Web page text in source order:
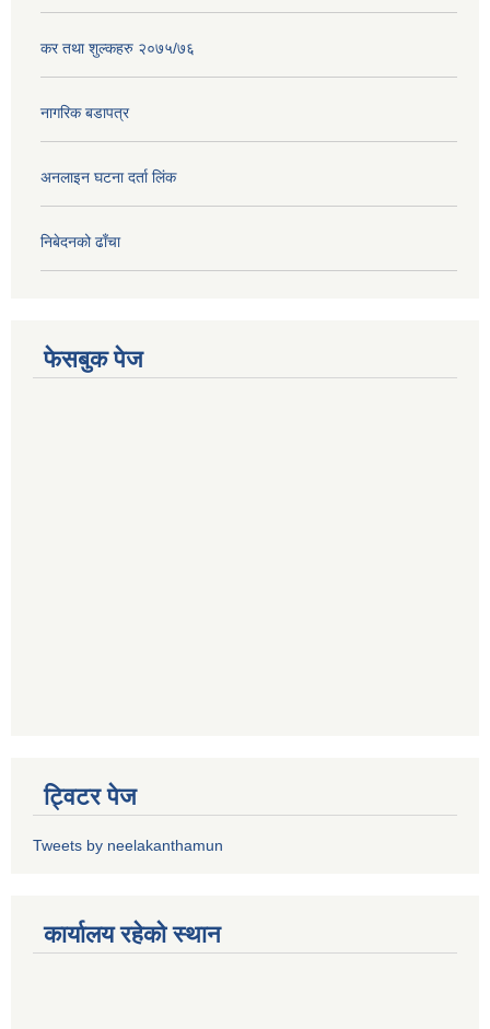
कर तथा शुल्कहरु २०७५/७६
नागरिक बडापत्र
अनलाइन घटना दर्ता लिंक
निबेदनको ढाँचा
फेसबुक पेज
ट्विटर पेज
Tweets by neelakanthamun
कार्यालय रहेको स्थान